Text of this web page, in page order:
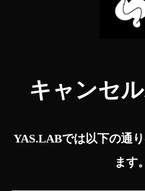
キャンセ
YAS.LABでは以下の通
ます。